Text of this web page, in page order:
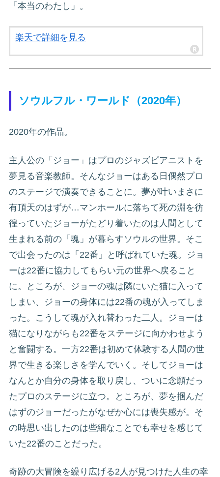
「本当のわたし」。
楽天で詳細を見る
ソウルフル・ワールド（2020年）
2020年の作品。
主人公の「ジョー」はプロのジャズピアニストを
夢見る音楽教師。そんなジョーはある日偶然プロ
のステージで演奏できることに。夢が叶いまさに
有頂天のはずが…マンホールに落ちて死の淵を彷
徨っていたジョーがたどり着いたのは人間として
生まれる前の「魂」が暮らすソウルの世界。そこ
で出会ったのは「22番」と呼ばれていた魂。ジョ
ーは22番に協力してもらい元の世界へ戻ること
に。ところが、ジョーの魂は隣にいた猫に入って
しまい、ジョーの身体には22番の魂が入ってしま
った。こうして魂が入れ替わった二人。ジョーは
猫になりながらも22番をステージに向かわせよう
と奮闘する。一方22番は初めて体験する人間の世
界で生きる楽しさを学んでいく。そしてジョーは
なんとか自分の身体を取り戻し、ついに念願だっ
たプロのステージに立つ。ところが、夢を掴んだ
はずのジョーだったがなぜか心には喪失感が。そ
の時思い出したのは些細なことでも幸せを感じて
いた22番のことだった。
奇跡の大冒険を繰り広げる2人が見つけた人生の幸